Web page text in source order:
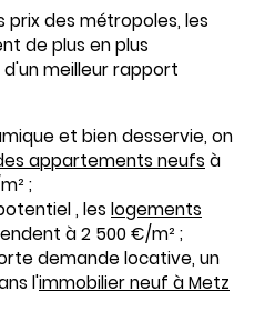
prix des métropoles, les
de plus en plus
meilleur rapport
et bien desservie, on
appartements neufs à
;
, les logements
à 2 500 €/m² ;
demande locative, un
l'immobilier neuf à Metz